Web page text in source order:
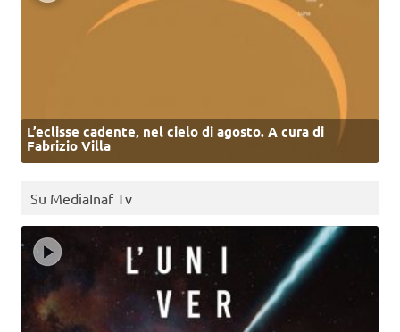
L’eclisse cadente, nel cielo di agosto. A cura di
Fabrizio Villa
Su MediaInaf Tv